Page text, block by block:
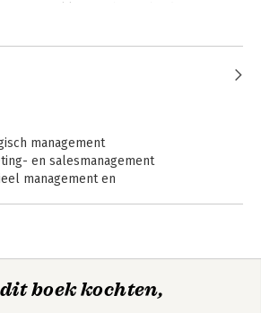
van Lean Six Sigma en Operational
strategie-implementatie gebaseerd op
individuele organisaties, clusters en
ketens in zowel de industrie als voor
dienstverlenende organisaties
(financiële/zakelijke dienstverlening en
zorginstellingen).
Commissarissen van Gorenje, een
Sloveens beursgenoteerde
onderneming, en docent Operational
door Marcel van
Handboek Lean
management
en salesmanagement
management en
en operationeel
boek kochten,